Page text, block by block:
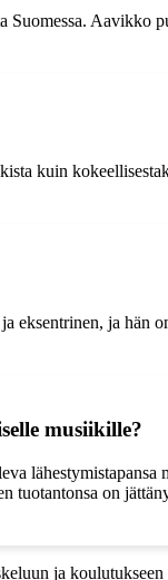
Aavikko
kuin
eksentrinen, ja hän
musiikille?
lähestymistapansa
tuotantonsa on
ja koulutukseen